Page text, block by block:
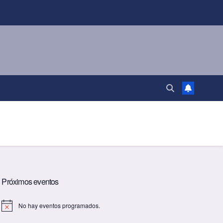
Próximos eventos
A
No hay eventos programados.